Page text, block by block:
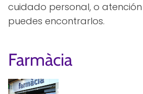
cuidado personal, o
puedes encontrarlos.
Farmàcia